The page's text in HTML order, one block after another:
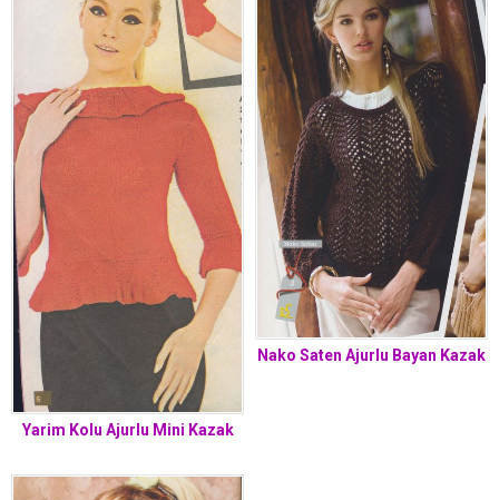
Yarim Kolu Ajurlu Mini Kazak
Nako Saten Ajurlu Bayan Kazak